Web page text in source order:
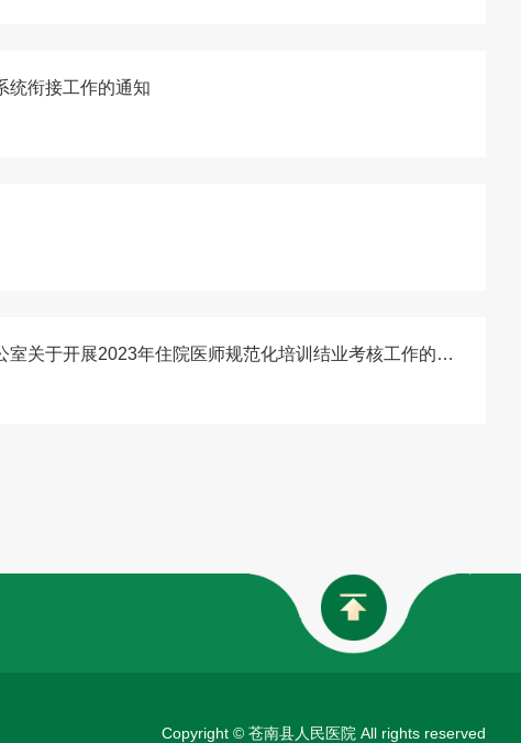
统衔接工作的通知
浙江省卫生健康委办公室关于开展2023年住院医师规范化培训结业考核工作的通知
Copyright © 苍南县人民医院 All rights reserved